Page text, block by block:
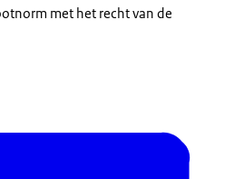
met het recht van de